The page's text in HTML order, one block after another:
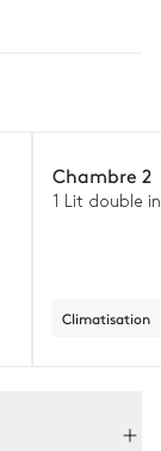
Chambre 2
1 Lit double
Climatisation